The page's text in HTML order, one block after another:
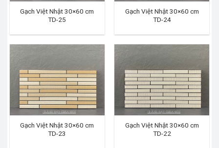
Gạch Việt Nhật 30×60 cm
TD-25
Gạch Việt Nhật 30×60 cm
TD-24
Gạch Việt Nhật 30×60 cm
TD-23
Gạch Việt Nhật 30×60 cm
TD-22